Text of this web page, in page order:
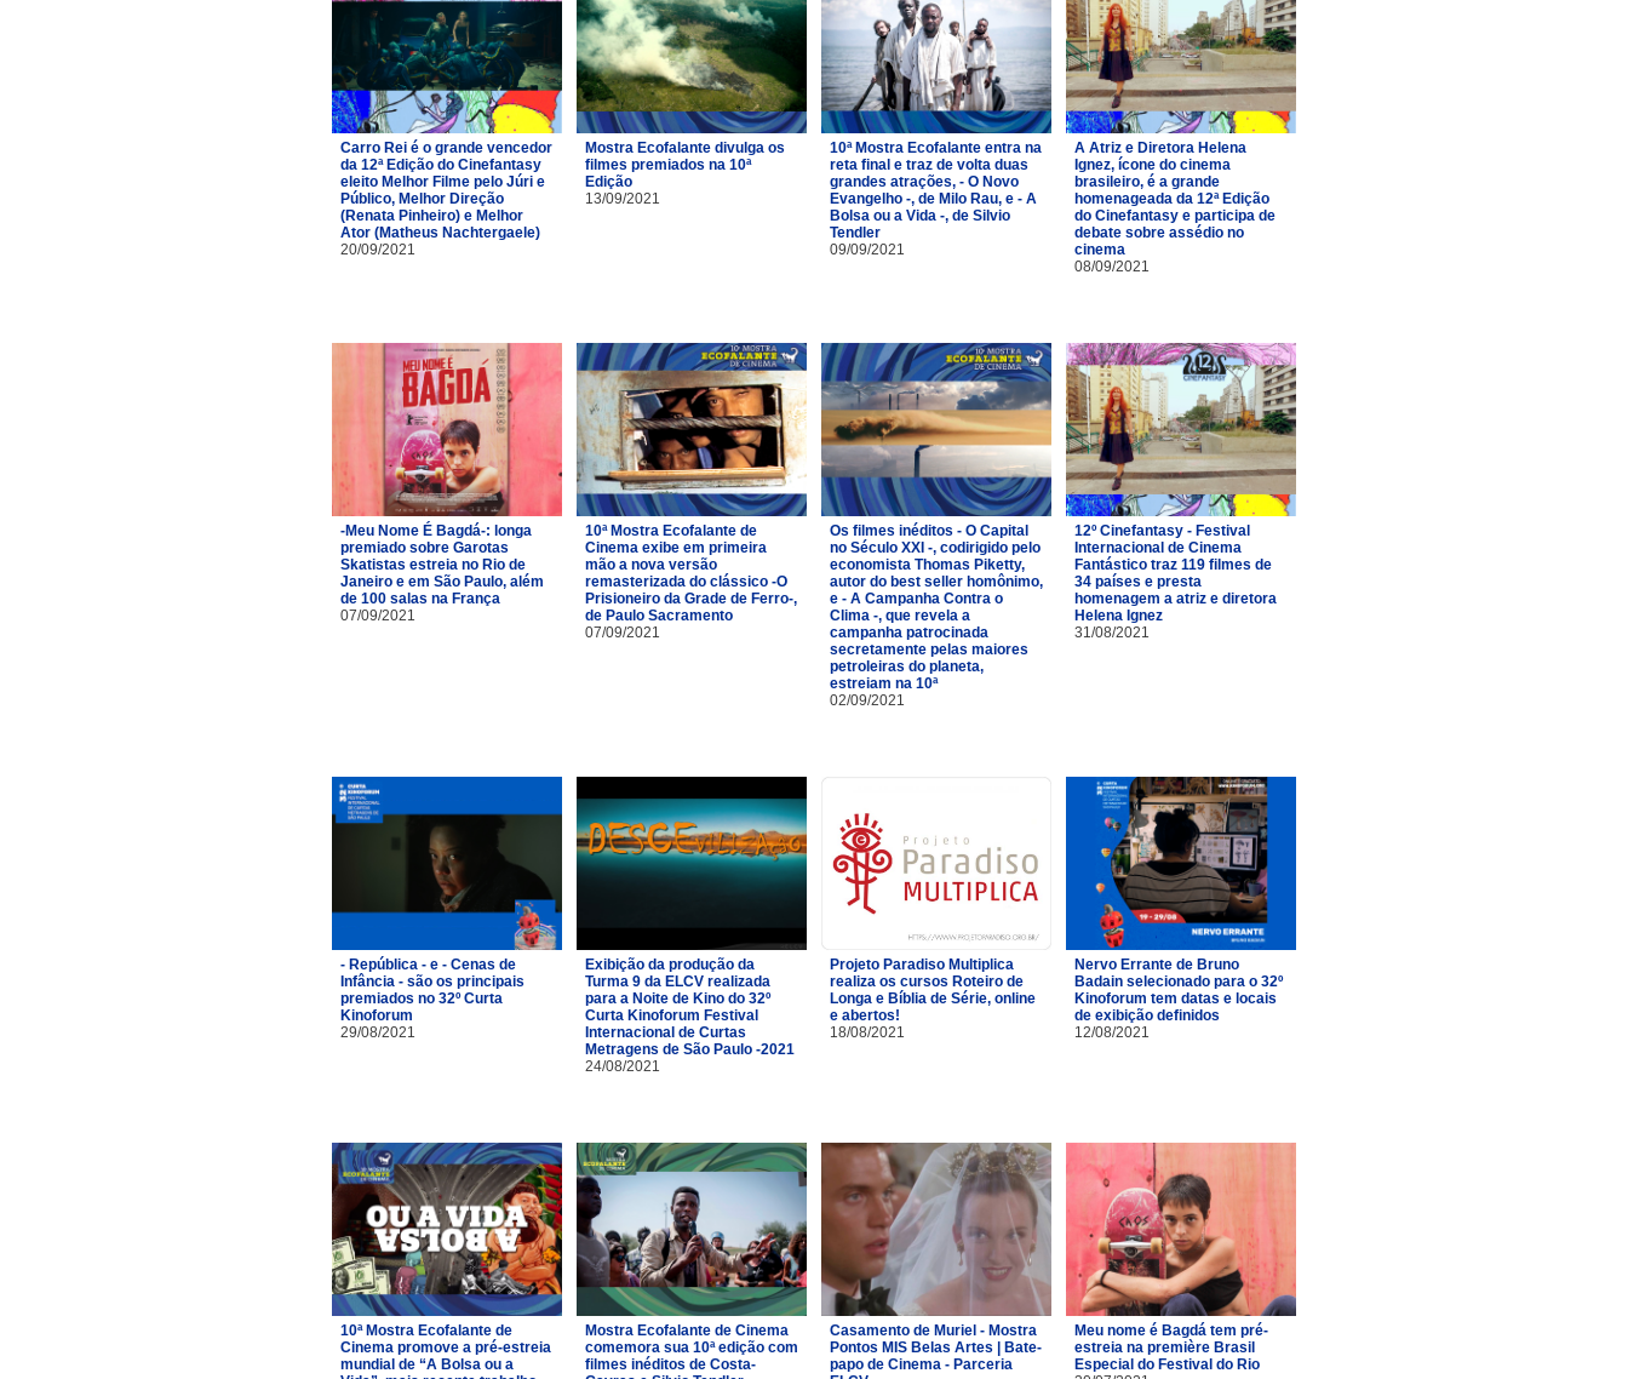
Carro Rei é o grande vencedor
da 12ª Edição do Cinefantasy
eleito Melhor Filme pelo Júri e
Público, Melhor Direção
(Renata Pinheiro) e Melhor
Ator (Matheus Nachtergaele)
20/09/2021
Mostra Ecofalante divulga os
filmes premiados na 10ª
Edição
13/09/2021
10ª Mostra Ecofalante entra na
reta final e traz de volta duas
grandes atrações, - O Novo
Evangelho -, de Milo Rau, e - A
Bolsa ou a Vida -, de Silvio
Tendler
09/09/2021
A Atriz e Diretora Helena
Ignez, ícone do cinema
brasileiro, é a grande
homenageada da 12ª Edição
do Cinefantasy e participa de
debate sobre assédio no
cinema
08/09/2021
-Meu Nome É Bagdá-: longa
premiado sobre Garotas
Skatistas estreia no Rio de
Janeiro e em São Paulo, além
de 100 salas na França
07/09/2021
10ª Mostra Ecofalante de
Cinema exibe em primeira
mão a nova versão
remasterizada do clássico -O
Prisioneiro da Grade de Ferro-,
de Paulo Sacramento
07/09/2021
Os filmes inéditos - O Capital
no Século XXI -, codirigido pelo
economista Thomas Piketty,
autor do best seller homônimo,
e - A Campanha Contra o
Clima -, que revela a
campanha patrocinada
secretamente pelas maiores
petroleiras do planeta,
estreiam na 10ª
02/09/2021
12º Cinefantasy - Festival
Internacional de Cinema
Fantástico traz 119 filmes de
34 países e presta
homenagem a atriz e diretora
Helena Ignez
31/08/2021
- República - e - Cenas de
Infância - são os principais
premiados no 32º Curta
Kinoforum
29/08/2021
Exibição da produção da
Turma 9 da ELCV realizada
para a Noite de Kino do 32º
Curta Kinoforum Festival
Internacional de Curtas
Metragens de São Paulo -2021
24/08/2021
Projeto Paradiso Multiplica
realiza os cursos Roteiro de
Longa e Bíblia de Série, online
e abertos!
18/08/2021
Nervo Errante de Bruno
Badain selecionado para o 32º
Kinoforum tem datas e locais
de exibição definidos
12/08/2021
10ª Mostra Ecofalante de
Cinema promove a pré-estreia
mundial de “A Bolsa ou a
Mostra Ecofalante de Cinema
comemora sua 10ª edição com
filmes inéditos de Costa-
Casamento de Muriel - Mostra
Pontos MIS Belas Artes | Bate-
papo de Cinema - Parceria
Meu nome é Bagdá tem pré-
estreia na première Brasil
Especial do Festival do Rio